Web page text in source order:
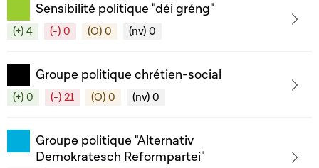
Sensibilité politique "déi gréng"
(+) 4 (-) 0 (O) 0 (nv) 0
Groupe politique chrétien-social
(+) 0 (-) 21 (O) 0 (nv) 0
Groupe politique "Alternativ
Demokratesch Reformpartei"